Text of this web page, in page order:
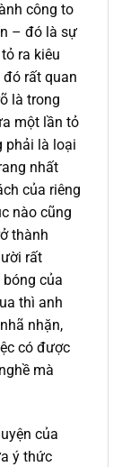
công to
– đó là sự
ra kiêu
rất quan
là trong
một lần tỏ
phải là loại
nhất
của riêng
nào cũng
thành
rất
của
thì anh
nhặn,
có được
mà
của
ý thức